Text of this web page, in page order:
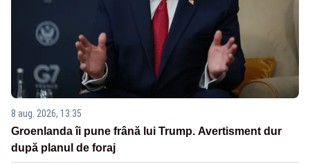
8 aug. 2026, 13:35
Groenlanda îi pune frână lui Trump. Avertisment dur
după planul de foraj